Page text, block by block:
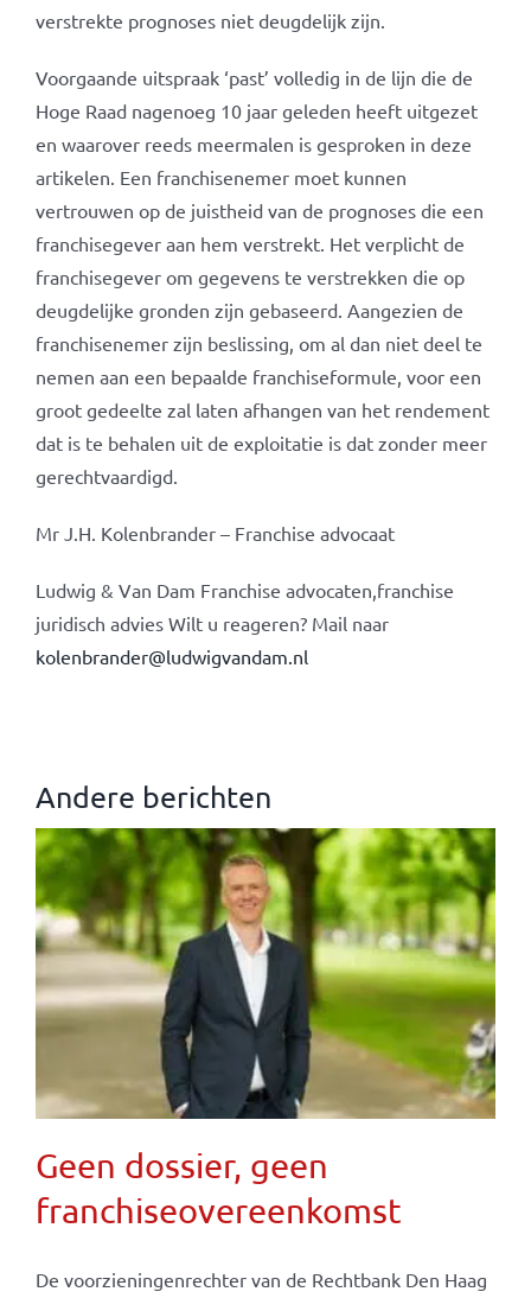
verstrekte prognoses niet deugdelijk zijn.
Voorgaande uitspraak ‘past’ volledig in de lijn die de
Hoge Raad nagenoeg 10 jaar geleden heeft uitgezet
en waarover reeds meermalen is gesproken in deze
artikelen. Een franchisenemer moet kunnen
vertrouwen op de juistheid van de prognoses die een
franchisegever aan hem verstrekt. Het verplicht de
franchisegever om gegevens te verstrekken die op
deugdelijke gronden zijn gebaseerd. Aangezien de
franchisenemer zijn beslissing, om al dan niet deel te
nemen aan een bepaalde franchiseformule, voor een
groot gedeelte zal laten afhangen van het rendement
dat is te behalen uit de exploitatie is dat zonder meer
gerechtvaardigd.
Mr J.H. Kolenbrander – Franchise advocaat
Ludwig & Van Dam Franchise advocaten,franchise
juridisch advies Wilt u reageren? Mail naar
kolenbrander@ludwigvandam.nl
Andere berichten
Geen dossier, geen
franchiseovereenkomst
De voorzieningenrechter van de Rechtbank Den Haag